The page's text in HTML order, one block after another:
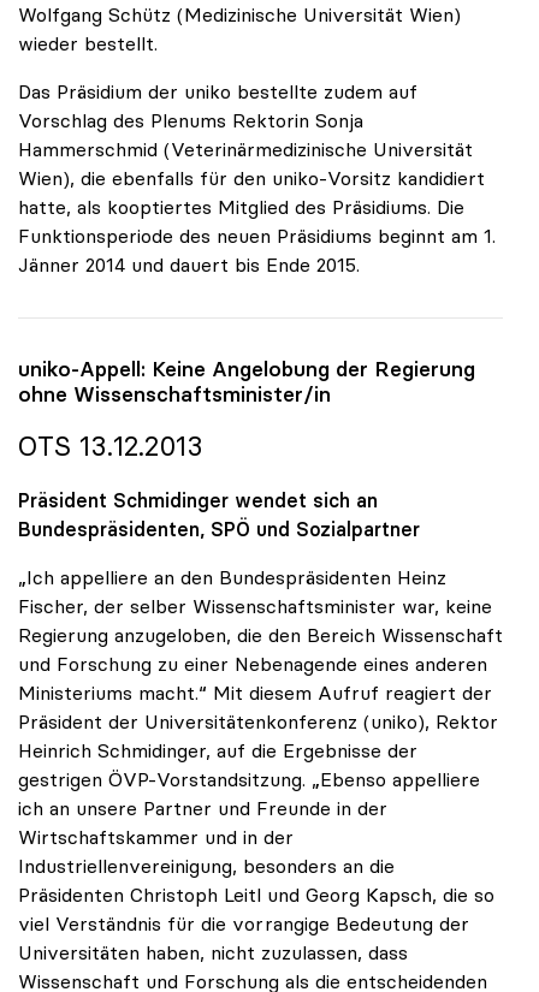
Wolfgang Schütz (Medizinische Universität Wien)
wieder bestellt.
Das Präsidium der uniko bestellte zudem auf
Vorschlag des Plenums Rektorin Sonja
Hammerschmid (Veterinärmedizinische Universität
Wien), die ebenfalls für den uniko-Vorsitz kandidiert
hatte, als kooptiertes Mitglied des Präsidiums. Die
Funktionsperiode des neuen Präsidiums beginnt am 1.
Jänner 2014 und dauert bis Ende 2015.
uniko-Appell: Keine Angelobung der Regierung
ohne Wissenschaftsminister/in
OTS 13.12.2013
Präsident Schmidinger wendet sich an
Bundespräsidenten, SPÖ und Sozialpartner
„Ich appelliere an den Bundespräsidenten Heinz
Fischer, der selber Wissenschaftsminister war, keine
Regierung anzugeloben, die den Bereich Wissenschaft
und Forschung zu einer Nebenagende eines anderen
Ministeriums macht.“ Mit diesem Aufruf reagiert der
Präsident der Universitätenkonferenz (uniko), Rektor
Heinrich Schmidinger, auf die Ergebnisse der
gestrigen ÖVP-Vorstandsitzung. „Ebenso appelliere
ich an unsere Partner und Freunde in der
Wirtschaftskammer und in der
Industriellenvereinigung, besonders an die
Präsidenten Christoph Leitl und Georg Kapsch, die so
viel Verständnis für die vorrangige Bedeutung der
Universitäten haben, nicht zuzulassen, dass
Wissenschaft und Forschung als die entscheidenden